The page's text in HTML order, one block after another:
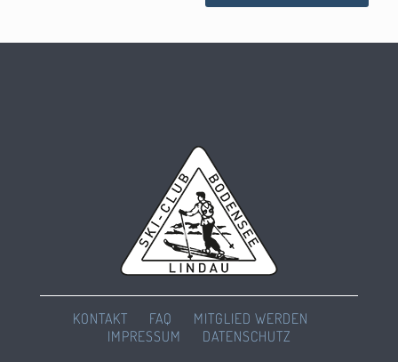
KONTAKT FAQ
MITGLIED WERDEN
IMPRESSUM
DATENSCHUTZ